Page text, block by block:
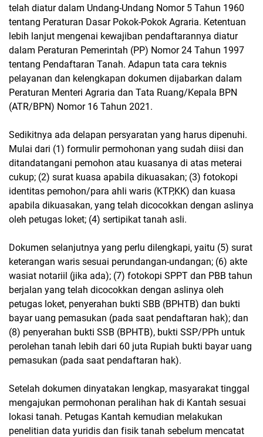
telah diatur dalam Undang-Undang Nomor 5 Tahun 1960
tentang Peraturan Dasar Pokok-Pokok Agraria. Ketentuan
lebih lanjut mengenai kewajiban pendaftarannya diatur
dalam Peraturan Pemerintah (PP) Nomor 24 Tahun 1997
tentang Pendaftaran Tanah. Adapun tata cara teknis
pelayanan dan kelengkapan dokumen dijabarkan dalam
Peraturan Menteri Agraria dan Tata Ruang/Kepala BPN
(ATR/BPN) Nomor 16 Tahun 2021.
Sedikitnya ada delapan persyaratan yang harus dipenuhi.
Mulai dari (1) formulir permohonan yang sudah diisi dan
ditandatangani pemohon atau kuasanya di atas meterai
cukup; (2) surat kuasa apabila dikuasakan; (3) fotokopi
identitas pemohon/para ahli waris (KTP,KK) dan kuasa
apabila dikuasakan, yang telah dicocokkan dengan aslinya
oleh petugas loket; (4) sertipikat tanah asli.
Dokumen selanjutnya yang perlu dilengkapi, yaitu (5) surat
keterangan waris sesuai perundangan-undangan; (6) akte
wasiat notariil (jika ada); (7) fotokopi SPPT dan PBB tahun
berjalan yang telah dicocokkan dengan aslinya oleh
petugas loket, penyerahan bukti SBB (BPHTB) dan bukti
bayar uang pemasukan (pada saat pendaftaran hak); dan
(8) penyerahan bukti SSB (BPHTB), bukti SSP/PPh untuk
perolehan tanah lebih dari 60 juta Rupiah bukti bayar uang
pemasukan (pada saat pendaftaran hak).
Setelah dokumen dinyatakan lengkap, masyarakat tinggal
mengajukan permohonan peralihan hak di Kantah sesuai
lokasi tanah. Petugas Kantah kemudian melakukan
penelitian data yuridis dan fisik tanah sebelum mencatat